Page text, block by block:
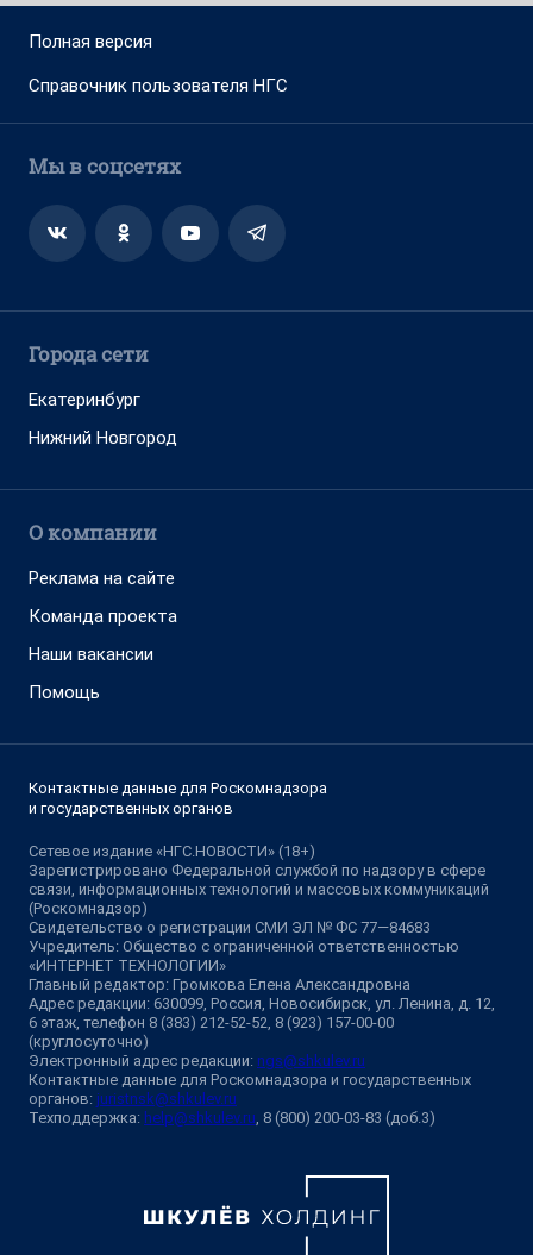
Полная версия
Справочник пользователя НГС
Мы в соцсетях
Города сети
Екатеринбург
Нижний Новгород
О компании
Реклама на сайте
Команда проекта
Наши вакансии
Помощь
Контактные данные для Роскомнадзора
и государственных органов
Сетевое издание «НГС.НОВОСТИ» (18+)
Зарегистрировано Федеральной службой по надзору в сфере
связи, информационных технологий и массовых коммуникаций
(Роскомнадзор)
Свидетельство о регистрации СМИ ЭЛ № ФС 77—84683
Учредитель: Общество с ограниченной ответственностью
«ИНТЕРНЕТ ТЕХНОЛОГИИ»
Главный редактор: Громкова Елена Александровна
Адрес редакции: 630099, Россия, Новосибирск, ул. Ленина, д. 12,
6 этаж, телефон 8 (383) 212-52-52, 8 (923) 157-00-00
(круглосуточно)
Электронный адрес редакции: ngs@shkulev.ru
Контактные данные для Роскомнадзора и государственных
органов: juristnsk@shkulev.ru
Техподдержка: help@shkulev.ru, 8 (800) 200-03-83 (доб.3)